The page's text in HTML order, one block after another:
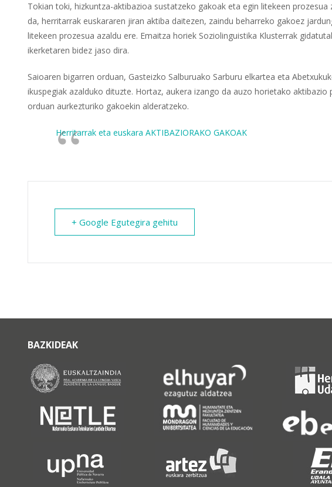
Tokian toki, hizkuntza-aktibazioa sustatzeko gakoak eta egin litekeen
da, herritarrak euskararen jiran aktiba daitezen, zaindu beharreko gakoez
litekeen prozesua azaldu ere. Emaitza horiek Soziolinguistika Klusterrak
ikerketaren bidez jaso dira.
Saioaren bigarren orduan, Gasteizko Salburuako Sarburu elkartea eta
ikuspegiak azalduko dituzte. Hortaz, aukera izango da auzo horietako
orduan aurkezturiko gakoekin alderatzeko.
Herritarrak eta euskara AKTIBAZIORAKO GAKOAK
+ Google Egutegira gehitu
BAZKIDEAK